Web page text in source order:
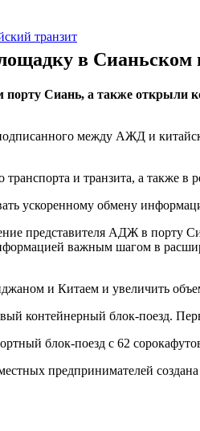
транзит
в Сианьском
Сиань, а также открыли
между АЖД и
и транзита, а также в
ускоренному обмену
представителя АДЖ в порту
важным шагом в
и Китаем и увеличить
контейнерный блок-поезд.
блок-поезд с 62
предпринимателей